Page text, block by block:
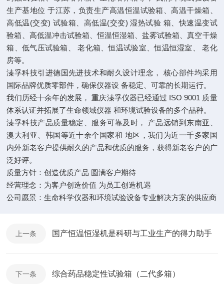
生产基地位 于江苏，负责生产高温恒温试验箱、高温干燥箱、
高低温(交变) 试验箱、高低温(交变) 湿热试验 箱、快速温变试
验箱、高低温冲击试验箱、恒温恒湿箱、盐雾试验箱、真空干燥
箱、低气压试验箱、 老化箱、恒温试验室、恒温恒湿室、 老化
房等。
溱孚科技引进德国先进技术和耐久设计理念， 核心部件均采用
国际品牌优质零部件，确保仪器设 备稳定、可靠的长期运行。
我们历经十余年的发展， 重庆溱孚仪器已经通过 ISO 9001 质量
体系认证并拓展了生命领域仪器 和环境试验设备的多个品种。
溱孚科技产品质量稳定、服务可靠及时， 产品远销到东南亚、
澳大利亚、韩国等近十余个国家和 地区，我们为近一千多家国
内外新老客户提供耐久的产品和优质的服务，获得新老客户的广
泛好评。
质量方针：创造优质产品 圆满客户期待
经营理念：为客户创造价值 为员工创造机遇
公司愿景：生命科学仪器和环境试验设备专业解决方案的供应商
上一条 国产恒温恒湿机是科研与工业生产的得力助手
下一条 综合药品稳定性试验箱（二代多箱）